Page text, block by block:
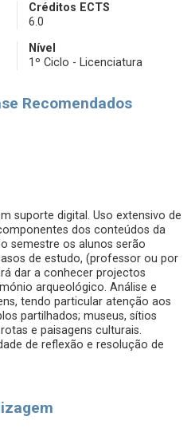
Créditos ECTS
6.0
Nível
1º Ciclo - Licenciatura
Recomendados
suporte digital. Uso extensivo de
dos conteúdos da
semestre os alunos serão
de estudo, (professor ou por
dar a conhecer projectos
arqueológico. Análise e
tendo particular atenção aos
partilhados; museus, sítios
e paisagens culturais.
de reflexão e resolução de